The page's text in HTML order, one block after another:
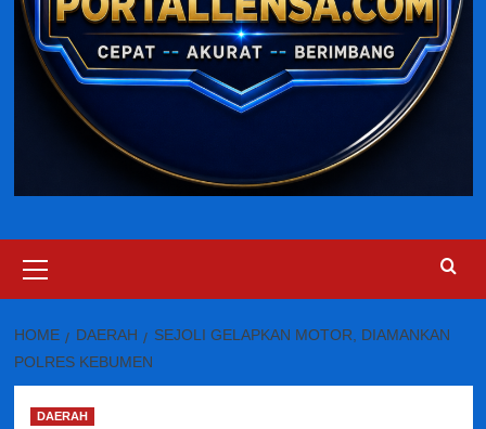
Menu
HOME DAERAH
SEJOLI GELAPKAN MOTOR, DIAMANKAN
POLRES KEBUMEN
DAERAH